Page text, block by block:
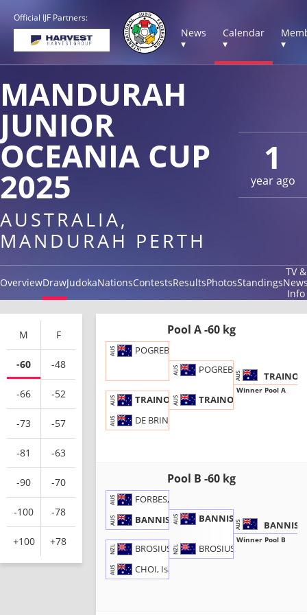
Official IJF Partners:
News
▾
Calendar
▾
▾
1
year ago
MANDURAH
JUNIOR
OCEANIA CUP
2025
AUSTRALIA,
MANDURAH PERTH
OverviewDrawJudokaNationsContestsResultsPhotosStandings
TV &
Info
M F
-60 -48
-66 -52
-73 -57
-81 -63
-90 -70
-100 -78
+100 +78
Pool A -60 kg
AUS POGREB, Max
AUS TRAINOR, Thomas
AUS DE BRINCAT, Jonathan
AUS POGREB, M.
AUS TRAINOR, T.
AUS
Winner Pool A
Pool B -60 kg
AUS FORBES, Ji
AUS BANNISTER, Jack
NZL BROSIUS, Hayden
AUS CHOI, Isaac
AUS BANNISTER, J.
NZL BROSIUS, H.
AUS
Winner Pool B